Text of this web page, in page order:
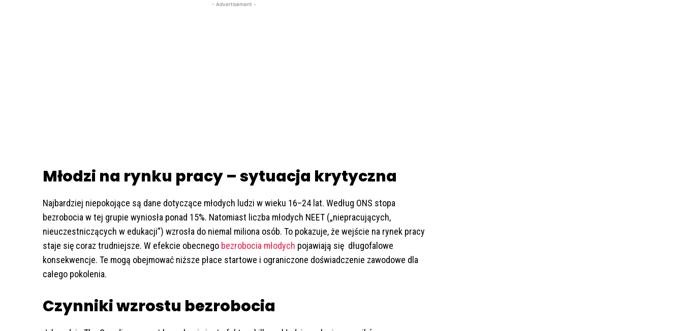
- Advertisement -
Młodzi na rynku pracy – sytuacja krytyczna
Najbardziej niepokojące są dane dotyczące młodych ludzi w wieku 16–24 lat. Według ONS stopa
bezrobocia w tej grupie wyniosła ponad 15%. Natomiast liczba młodych NEET („niepracujących,
nieuczestniczących w edukacji”) wzrosła do niemal miliona osób. To pokazuje, że wejście na rynek pracy
staje się coraz trudniejsze. W efekcie obecnego bezrobocia młodych pojawiają się długofalowe
konsekwencje. Te mogą obejmować niższe płace startowe i ograniczone doświadczenie zawodowe dla
całego pokolenia.
Czynniki wzrostu bezrobocia